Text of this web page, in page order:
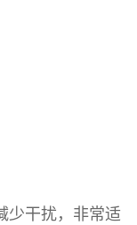
少干扰，非常适